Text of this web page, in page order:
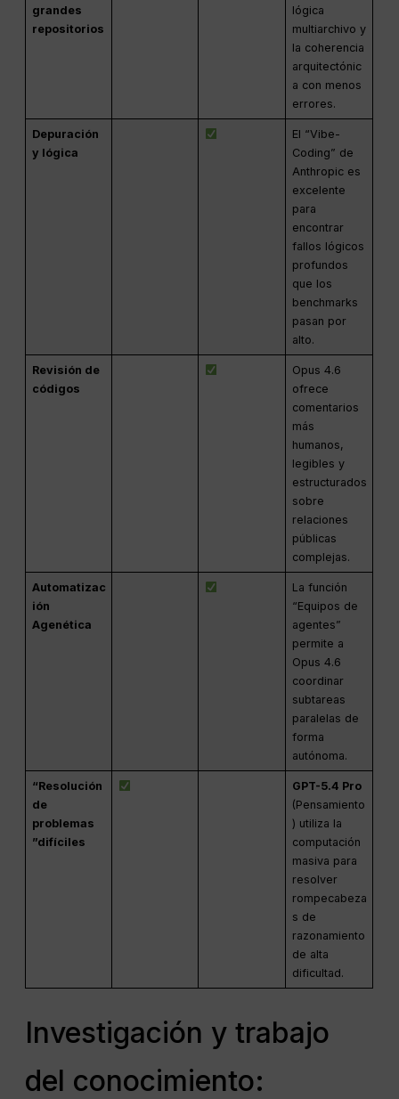
grandes
repositorios
lógica
multiarchivo y
la coherencia
arquitectónic
a con menos
errores.
Depuración
y lógica
El “Vibe-
Coding” de
Anthropic es
excelente
para
encontrar
fallos lógicos
profundos
que los
benchmarks
pasan por
alto.
Revisión de
códigos
Opus 4.6
ofrece
comentarios
más
humanos,
legibles y
estructurados
sobre
relaciones
públicas
complejas.
Automatizac
ión
Agenética
La función
“Equipos de
agentes”
permite a
Opus 4.6
coordinar
subtareas
paralelas de
forma
autónoma.
“Resolución
de
problemas
”difíciles
GPT-5.4 Pro
(Pensamiento
) utiliza la
computación
masiva para
resolver
rompecabeza
s de
razonamiento
de alta
dificultad.
Investigación y trabajo
del conocimiento: